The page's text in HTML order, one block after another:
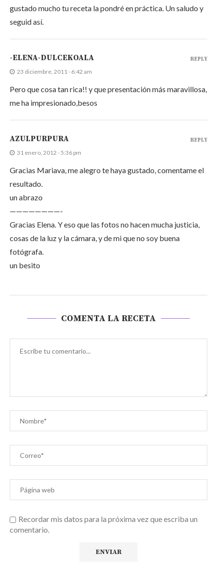
gustado mucho tu receta la pondré en práctica. Un saludo y
seguid así.
-ELENA-DULCEKOALA
23 diciembre, 2011 - 6:42 am
Pero que cosa tan rica!! y que presentación más maravillosa,
me ha impresionado,besos
REPLY
AZULPURPURA
31 enero, 2012 - 5:36 pm
Gracias Mariava, me alegro te haya gustado, comentame el
resultado.
un abrazo
————————-
Gracias Elena. Y eso que las fotos no hacen mucha justicia,
cosas de la luz y la cámara, y de mi que no soy buena
fotógrafa.
un besito
REPLY
COMENTA LA RECETA
Recordar mis datos para la próxima vez que escriba un
comentario.